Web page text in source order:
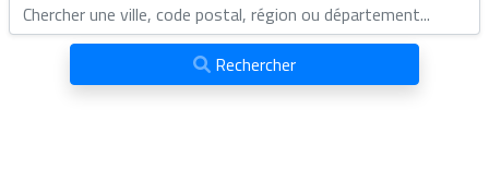
Rechercher